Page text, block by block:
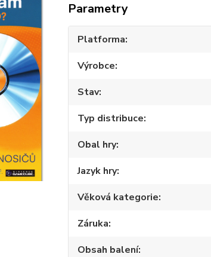
Parametry
Platforma
Výrobce
Stav
Typ distribuce
Obal hry
Jazyk hry
Věková kategorie
Záruka
Obsah balení